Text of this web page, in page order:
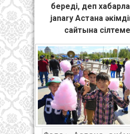
береді, деп
janary Астана
сайтына